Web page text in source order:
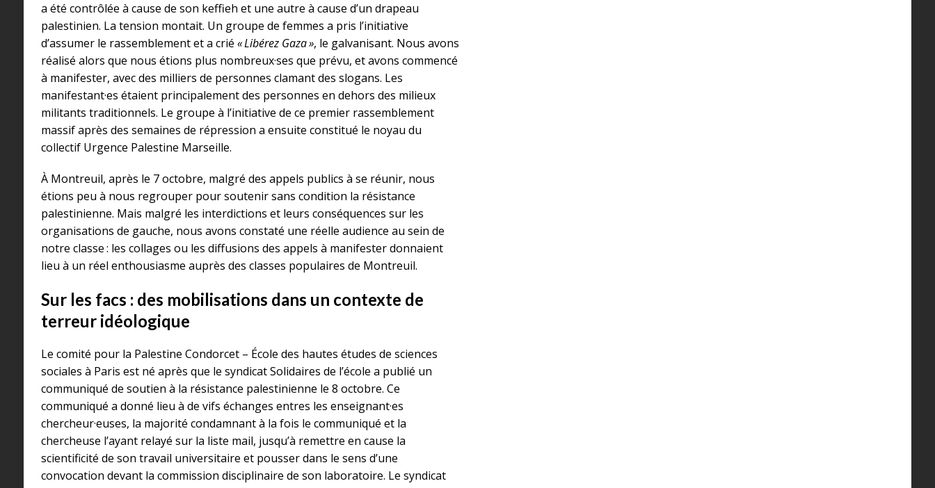
a été contrôlée à cause de son keffieh et une autre à cause d’un drapeau
palestinien. La tension montait. Un groupe de femmes a pris l’initiative
d’assumer le rassemblement et a crié « Libérez Gaza », le galvanisant. Nous avons
réalisé alors que nous étions plus nombreux·ses que prévu, et avons commencé
à manifester, avec des milliers de personnes clamant des slogans. Les
manifestant·es étaient principalement des personnes en dehors des milieux
militants traditionnels. Le groupe à l’initiative de ce premier rassemblement
massif après des semaines de répression a ensuite constitué le noyau du
collectif Urgence Palestine Marseille.
À Montreuil, après le 7 octobre, malgré des appels publics à se réunir, nous
étions peu à nous regrouper pour soutenir sans condition la résistance
palestinienne. Mais malgré les interdictions et leurs conséquences sur les
organisations de gauche, nous avons constaté une réelle audience au sein de
notre classe : les collages ou les diffusions des appels à manifester donnaient
lieu à un réel enthousiasme auprès des classes populaires de Montreuil.
Sur les facs : des mobilisations dans un contexte de
terreur idéologique
Le comité pour la Palestine Condorcet – École des hautes études de sciences
sociales à Paris est né après que le syndicat Solidaires de l’école a publié un
communiqué de soutien à la résistance palestinienne le 8 octobre. Ce
communiqué a donné lieu à de vifs échanges entres les enseignant·es
chercheur·euses, la majorité condamnant à la fois le communiqué et la
chercheuse l’ayant relayé sur la liste mail, jusqu’à remettre en cause la
scientificité de son travail universitaire et pousser dans le sens d’une
convocation devant la commission disciplinaire de son laboratoire. Le syndicat